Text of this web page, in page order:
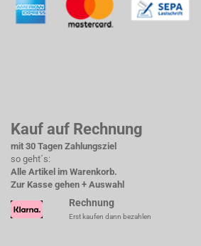
Kauf auf Rechnung
mit 30 Tagen Zahlungsziel
so geht´s:
Alle Artikel im Warenkorb.
Zur Kasse gehen + Auswahl
Rechnung
Erst kaufen dann bezahlen